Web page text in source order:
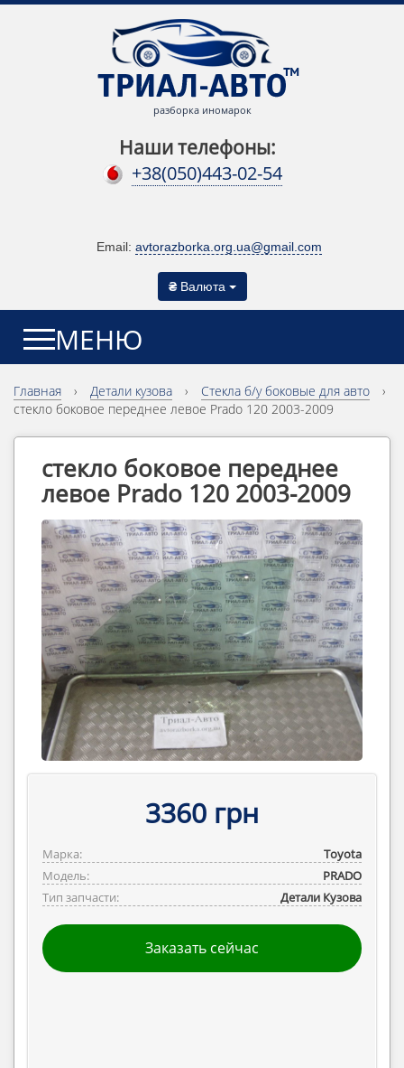
разборка иномарок
Наши телефоны:
+38(050)443-02-54
Email: avtorazborka.org.ua@gmail.com
₴ Валюта
МЕНЮ
Главная › Детали кузова › Cтекла б/у боковые для авто
›
стекло боковое переднее левое Prado 120 2003-2009
стекло боковое переднее
левое Prado 120 2003-2009
3360 грн
Марка:
Toyota
Модель:
PRADO
Тип запчасти:
Детали Кузова
Заказать сейчас